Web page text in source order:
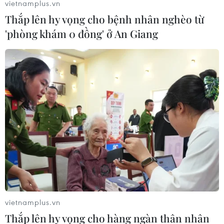
03/08/2026 15:39
bước vào thử thách lớn nhất
03/08/2026 13:04
Xem trực tiếp Indonesia-Việt Nam tại
ASEAN Cup 2026 trên kênh nào?
03/08/2026 09:21
Đội tuyển Việt Nam đặt mục
tiêu 3 điểm, cảnh báo Indonesia
trước giờ G
vietnamplus.vn
Thắp lên hy vọng cho bệnh nhân nghèo từ
'phòng khám 0 đồng' ở An Giang
vietnamplus.vn
Thắp lên hy vọng cho hàng ngàn thân nhân